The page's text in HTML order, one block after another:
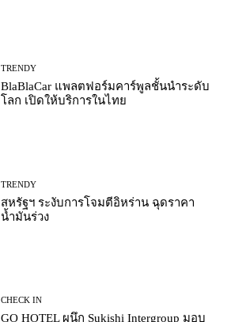
TRENDY
BlaBlaCar แพลตฟอร์มคาร์พูลชั้นนำระดับ
โลก เปิดให้บริการในไทย
TRENDY
สหรัฐฯ ระงับการโจมตีอิหร่าน ฉุดราคา
น้ำมันร่วง
CHECK IN
GO HOTEL ผนึก Sukishi Intergroup มอบ